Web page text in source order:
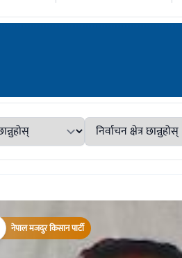
नेपाल मजदुर किसान पार्टी